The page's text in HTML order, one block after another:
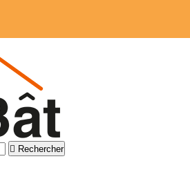
 Rechercher